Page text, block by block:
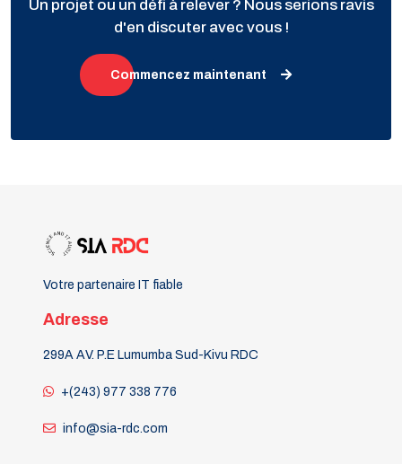
Un projet ou un défi à relever ? Nous serions ravis
d'en discuter avec vous !
Commencez maintenant
Votre partenaire IT fiable
Adresse
299A AV. P.E Lumumba Sud-Kivu RDC
+(243) 977 338 776
info@sia-rdc.com